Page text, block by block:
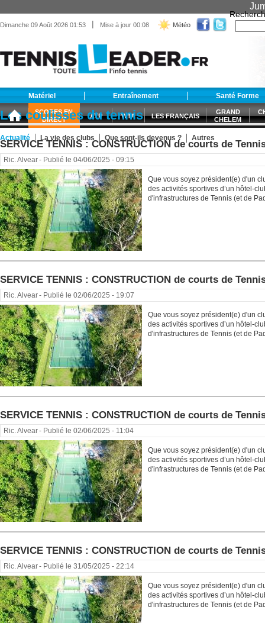
Dimanche 09 Août 2026 01:53 | Mise à jour 00:08 Météo
Matériel Entraînement Santé Forme
SCORES EN
DIRECT
ATP WTA LES FRANÇAIS
GRAND
CHELEM
Actualité La vie des clubs Que sont-ils devenus ? Autres
Les coulisses du tennis
SERVICE TENNIS : CONSTRUCTION de courts de
Ric. Alvear- Publié le 04/06/2025 - 09:15
Que vous soyez président(e) d'un
des activités sportives d’un hôtel-
d'infrastructures de Tennis (et de
SERVICE TENNIS : CONSTRUCTION de courts de
Ric. Alvear- Publié le 02/06/2025 - 19:07
Que vous soyez président(e) d'un
des activités sportives d’un hôtel-
d'infrastructures de Tennis (et de
SERVICE TENNIS : CONSTRUCTION de courts de
Ric. Alvear- Publié le 02/06/2025 - 11:04
Que vous soyez président(e) d'un
des activités sportives d’un hôtel-
d'infrastructures de Tennis (et de
SERVICE TENNIS : CONSTRUCTION de courts de
Ric. Alvear- Publié le 31/05/2025 - 22:14
Que vous soyez président(e) d'un
des activités sportives d’un hôtel-
d'infrastructures de Tennis (et de